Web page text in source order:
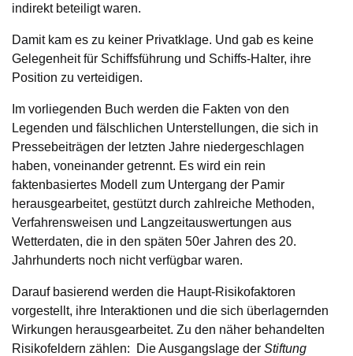
indirekt beteiligt waren.
Damit kam es zu keiner Privatklage. Und gab es keine
Gelegenheit für Schiffsführung und Schiffs-Halter, ihre
Position zu verteidigen.
Im vorliegenden Buch werden die Fakten von den
Legenden und fälschlichen Unterstellungen, die sich in
Pressebeiträgen der letzten Jahre niedergeschlagen
haben, voneinander getrennt. Es wird ein rein
faktenbasiertes Modell zum Untergang der Pamir
herausgearbeitet, gestützt durch zahlreiche Methoden,
Verfahrensweisen und Langzeitauswertungen aus
Wetterdaten, die in den späten 50er Jahren des 20.
Jahrhunderts noch nicht verfügbar waren.
Darauf basierend werden die Haupt-Risikofaktoren
vorgestellt, ihre Interaktionen und die sich überlagernden
Wirkungen herausgearbeitet. Zu den näher behandelten
Risikofeldern zählen: Die Ausgangslage der Stiftung